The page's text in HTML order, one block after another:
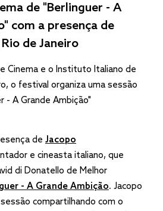
de "Berlinguer - A
com a presença de
de Janeiro
Cinema e o Instituto Italiano de
o festival organiza uma sessão
- A Grande Ambição"
de Jacopo
e cineasta italiano, que
di Donatello de Melhor
- A Grande Ambição. Jacopo
compartilhando com o